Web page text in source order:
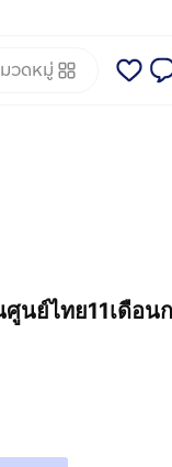
วดหมู่
นย์ไทย11เดือน